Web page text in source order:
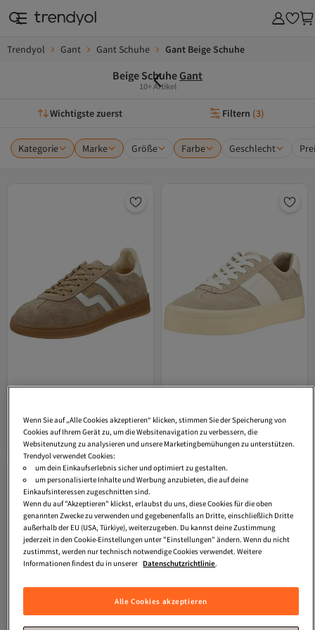
Trendyol Gant Gant Schuhe Gant Beige Schuhe
Beige Schuhe Gant
10+ Artikel
Wichtigste zuerst Filtern (3)
Kategorie Marke Größe Farbe Geschlecht
Versand Kostenlos
Gratis Versand
Versand Kostenlos
129,95€
Versand Kostenlos
Gratis Versand
Versand Kostenlos
103,95€
Wenn Sie auf „Alle Cookies akzeptieren“ klicken, stimmen Sie der Speicherung von
Cookies auf Ihrem Gerät zu, um die Websitenavigation zu verbessern, die
Websitenutzung zu analysieren und unsere Marketingbemühungen zu unterstützen.
Trendyol verwendet Cookies:
um dein Einkaufserlebnis sicher und optimiert zu gestalten.
um personalisierte Inhalte und Werbung anzubieten, die auf deine
Einkaufsinteressen zugeschnitten sind.
Wenn du auf "Akzeptieren" klickst, erlaubst du uns, diese Cookies für die oben
genannten Zwecke zu verwenden und gegebenenfalls an Dritte, einschließlich Dritte
außerhalb der EU (USA, Türkiye), weiterzugeben. Du kannst deine Zustimmung
jederzeit in den Cookie-Einstellungen unter "Einstellungen" ändern. Wenn du nicht
zustimmst, werden nur technisch notwendige Cookies verwendet. Weitere
Informationen findest du in unserer Datenschutzrichtlinie.
Alle Cookies akzeptieren